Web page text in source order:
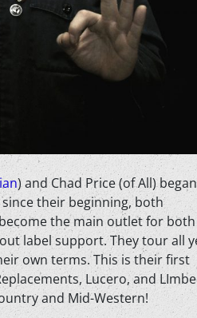
) and Chad Price (of All) began
their beginning, both
the main outlet for both
label support. They tour all
own terms. This is their first
Lucero, and
and Mid-Western!